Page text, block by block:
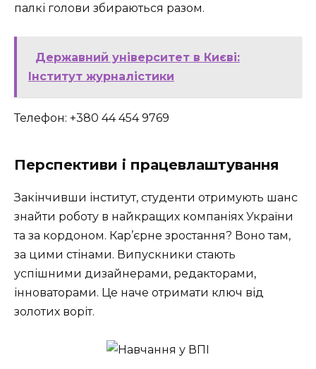
палкі голови збираються разом.
Державний університет в Києві:
Інститут журналістики
Телефон: +380 44 454 9769
Перспективи і працевлаштування
Закінчивши інститут, студенти отримують шанс
знайти роботу в найкращих компаніях України
та за кордоном. Кар’єрне зростання? Воно там,
за цими стінами. Випускники стають
успішними дизайнерами, редакторами,
інноваторами. Це наче отримати ключ від
золотих воріт.